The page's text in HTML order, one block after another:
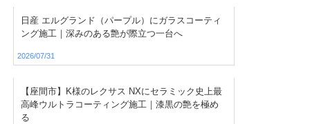
日産 エルグランド（パープル）にガラスコーティ
ング施工｜深みのある艶が際立つ一台へ
2026/07/31
【座間市】K様のレクサス NXにセラミック史上最
高峰ウルトラコーティング施工｜漆黒の艶を極め
る